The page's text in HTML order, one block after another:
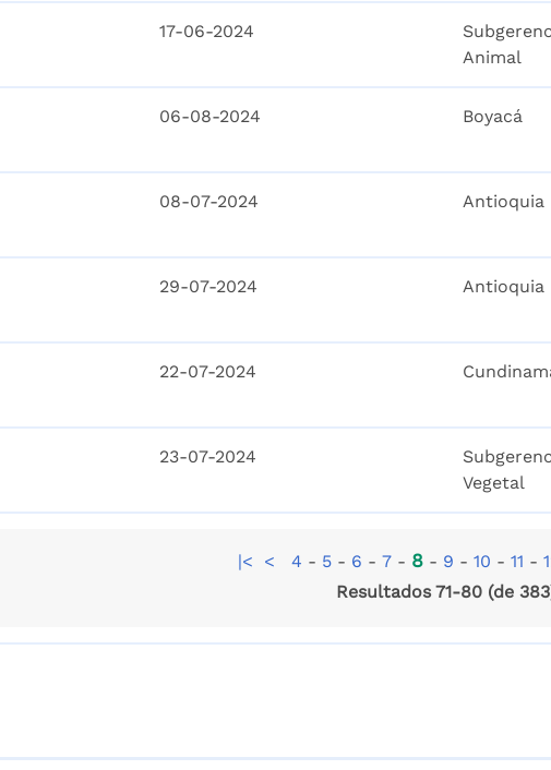
17-06-2024
Animal
06-08-2024 Boyacá
08-07-2024 Antioquia
29-07-2024 Antioquia
22-07-2024
23-07-2024
Vegetal
|< < 4 - 5 - 6 - 7 - 8 - 9 - 10 - 11 -
Resultados 71-80 (de